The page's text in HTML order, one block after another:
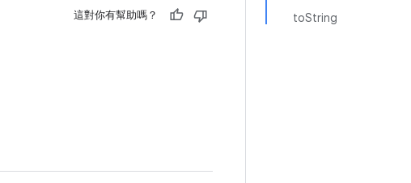
toString
這對你有幫助嗎？